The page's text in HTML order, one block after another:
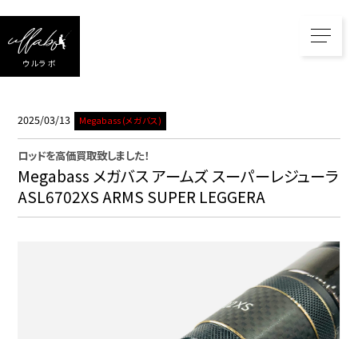
ウルラボ
2025/03/13 Megabass (メガバス)
ロッドを高価買取致しました！
Megabass メガバス アームズ スーパーレジューラ
ASL6702XS ARMS SUPER LEGGERA